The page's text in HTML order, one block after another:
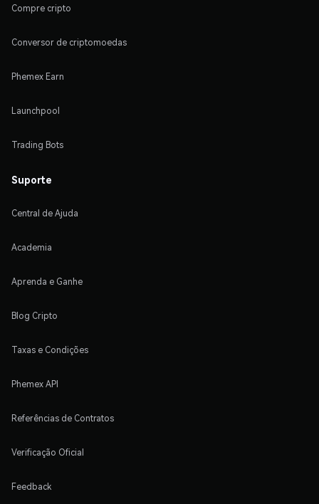
Compre cripto
Conversor de criptomoedas
Phemex Earn
Launchpool
Trading Bots
Suporte
Central de Ajuda
Academia
Aprenda e Ganhe
Blog Cripto
Taxas e Condições
Phemex API
Referências de Contratos
Verificação Oficial
Feedback